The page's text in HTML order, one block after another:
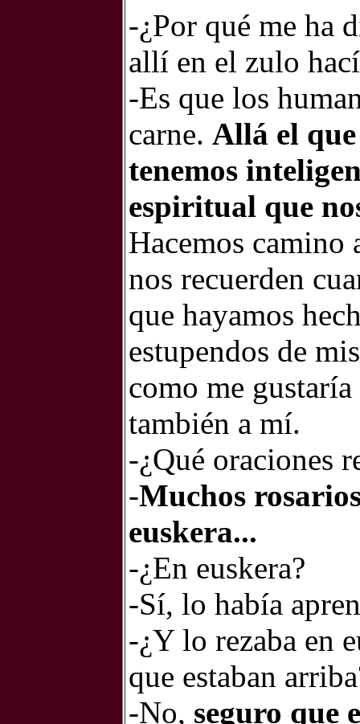
-¿Por qué me ha
allí en el zulo
-Es que los
carne. Allá el
tenemos
espiritual que
Hacemos camino
nos recuerden
que hayamos
estupendos de
como me
también a mí.
-¿Qué oraciones
-Muchos
euskera...
-¿En euskera?
-Sí, lo había
-¿Y lo rezaba en
que estaban
-No, seguro que